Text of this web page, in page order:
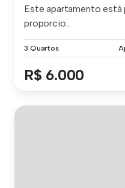
Este apartamento está
proporcio...
3 Quartos
R$ 6.000